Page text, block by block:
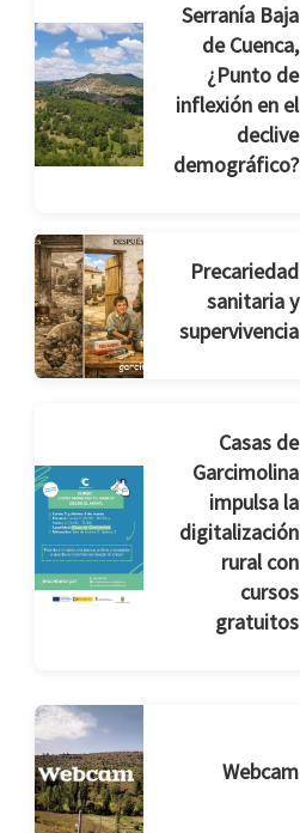
Serranía Baja
de Cuenca,
¿Punto de
inflexión en el
declive
demográfico?
Precariedad
sanitaria y
supervivencia
Casas de
Garcimolina
impulsa la
digitalización
rural con
cursos
gratuitos
Webcam